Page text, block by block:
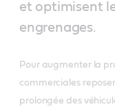
et optimisent
engrenages.
Pour augmenter la
commerciales
prolongée des